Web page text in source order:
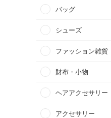
バッグ
シューズ
ファッション雑貨
財布・小物
ヘアアクセサリー
アクセサリー